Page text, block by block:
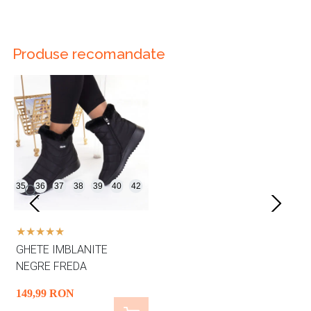
Produse recomandate
35 36 37 38 39 40 42
GHETE IMBLANITE
NEGRE FREDA
149,99 RON